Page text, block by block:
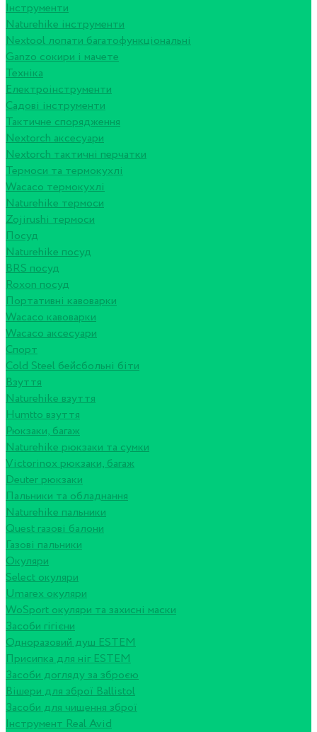
Інструменти
Naturehike інструменти
Nextool лопати багатофункціональні
Ganzo сокири і мачете
Техніка
Електроінструменти
Садові інструменти
Тактичне спорядження
Nextorch аксесуари
Nextorch тактичні перчатки
Термоси та термокухлі
Wacaco термокухлі
Naturehike термоси
Zojirushi термоси
Посуд
Naturehike посуд
BRS посуд
Roxon посуд
Портативні кавоварки
Wacaco кавоварки
Wacaco аксесуари
Спорт
Cold Steel бейсбольні біти
Взуття
Naturehike взуття
Humtto взуття
Рюкзаки, багаж
Naturehike рюкзаки та сумки
Victorinox рюкзаки, багаж
Deuter рюкзаки
Пальники та обладнання
Naturehike пальники
Quest газові балони
Газові пальники
Окуляри
Select окуляри
Umarex окуляри
WoSport окуляри та захисні маски
Засоби гігієни
Одноразовий душ ESTEM
Присипка для ніг ESTEM
Засоби догляду за зброєю
Вішери для зброї Ballistol
Засоби для чищення зброї
Інструмент Real Avid